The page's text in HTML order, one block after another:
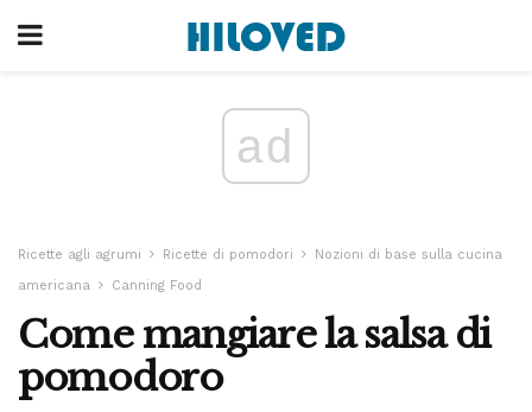
ad
Ricette agli agrumi Ricette di pomodori
Nozioni di base sulla cucina
americana
Canning Food
Come mangiare la salsa di
pomodoro